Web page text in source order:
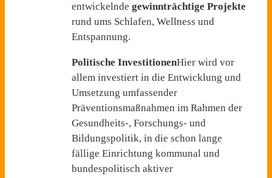
entwickelnde gewinnträchtige Projekte
rund ums Schlafen, Wellness und
Entspannung.
Politische InvestitionenHier wird vor
allem investiert in die Entwicklung und
Umsetzung umfassender
Präventionsmaßnahmen im Rahmen der
Gesundheits-, Forschungs- und
Bildungspolitik, in die schon lange
fällige Einrichtung kommunal und
bundespolitisch aktiver